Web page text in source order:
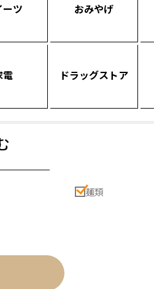
ーツ おみやげ
電 ドラッグストア
麺類